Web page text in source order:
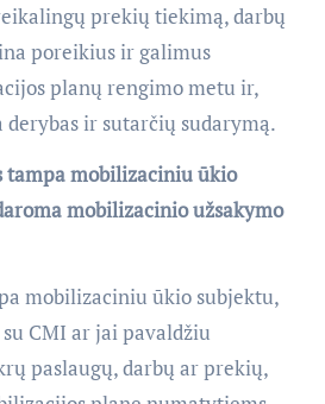
prekių tiekimą, darbų
poreikius ir galimus
planų rengimo metu ir,
ir sutarčių sudarymą.
tampa mobilizaciniu ūkio
mobilizacinio užsakymo
mobilizaciniu ūkio subjektu,
CMI ar jai pavaldžiu
paslaugų, darbų ar prekių,